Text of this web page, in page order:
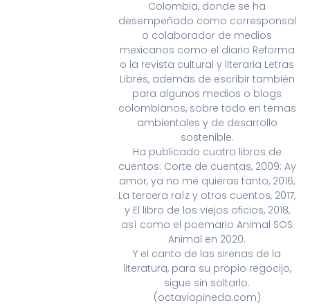
Colombia, donde se ha
desempeñado como corresponsal
o colaborador de medios
mexicanos como el diario Reforma
o la revista cultural y literaria Letras
Libres, además de escribir también
para algunos medios o blogs
colombianos, sobre todo en temas
ambientales y de desarrollo
sostenible.
Ha publicado cuatro libros de
cuentos: Corte de cuentas, 2009; Ay
amor, ya no me quieras tanto, 2016;
La tercera raíz y otros cuentos, 2017,
y El libro de los viejos oficios, 2018,
así como el poemario Animal SOS
Animal en 2020.
Y el canto de las sirenas de la
literatura, para su propio regocijo,
sigue sin soltarlo.
(octaviopineda.com)